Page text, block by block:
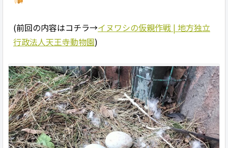
(前回の内容はコチラ→イヌワシの仮親作戦 | 地方独立
行政法人天王寺動物園)